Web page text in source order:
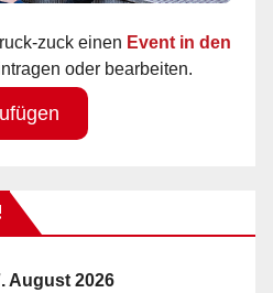
zuck einen Event in den
oder bearbeiten.
August 2026